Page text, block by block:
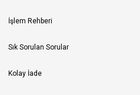
İşlem Rehberi
Sık Sorulan Sorular
Kolay İade